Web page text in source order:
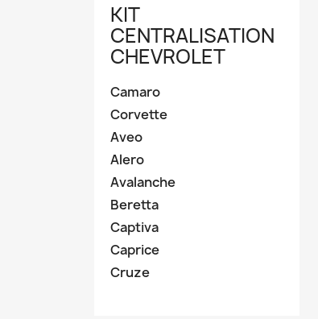
KIT
CENTRALISATION
CHEVROLET
Camaro
Corvette
Aveo
Alero
Avalanche
Beretta
Captiva
Caprice
Cruze